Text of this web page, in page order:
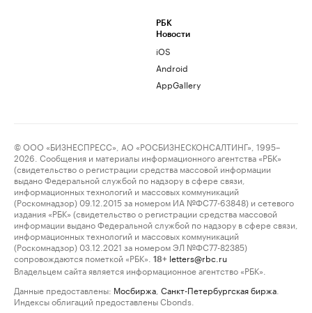
РБК
Новости
iOS
Android
AppGallery
© ООО «БИЗНЕСПРЕСС», АО «РОСБИЗНЕСКОНСАЛТИНГ», 1995–
2026. Сообщения и материалы информационного агентства «РБК»
(свидетельство о регистрации средства массовой информации
выдано Федеральной службой по надзору в сфере связи,
информационных технологий и массовых коммуникаций
(Роскомнадзор) 09.12.2015 за номером ИА №ФС77-63848) и сетевого
издания «РБК» (свидетельство о регистрации средства массовой
информации выдано Федеральной службой по надзору в сфере связи,
информационных технологий и массовых коммуникаций
(Роскомнадзор) 03.12.2021 за номером ЭЛ №ФС77-82385)
сопровождаются пометкой «РБК».
18+ letters@rbc.ru
Владельцем сайта является информационное агентство «РБК».
Данные предоставлены: Мосбиржа Санкт-Петербургская биржа
Индексы облигаций предоставлены Cbonds.